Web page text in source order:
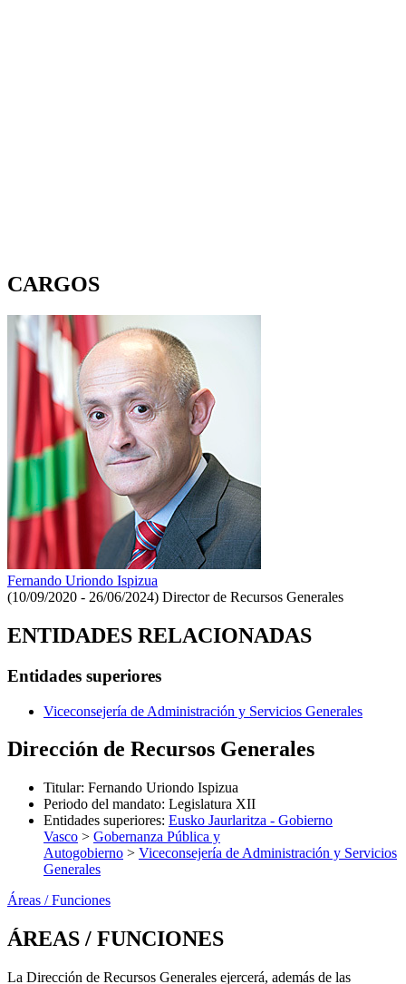
CARGOS
Fernando Uriondo Ispizua
(10/09/2020 - 26/06/2024) Director de Recursos Generales
ENTIDADES RELACIONADAS
Entidades superiores
Viceconsejería de Administración y Servicios Generales
Dirección de Recursos Generales
Titular: Fernando Uriondo Ispizua
Periodo del mandato: Legislatura XII
Entidades superiores: Eusko Jaurlaritza - Gobierno
Vasco > Gobernanza Pública y
Autogobierno > Viceconsejería de Administración y Servicios
Generales
Áreas / Funciones
ÁREAS / FUNCIONES
La Dirección de Recursos Generales ejercerá, además de las